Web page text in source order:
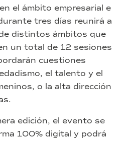
el ámbito empresarial e
tres días reunirá a
distintos ámbitos que
un total de 12 sesiones
cuestiones
el talento y el
o la alta dirección
edición, el evento se
100% digital y podrá